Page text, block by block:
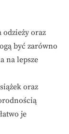
oraz
być zarówno
na lepsze
oraz
je